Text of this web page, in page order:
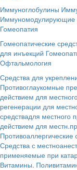
Иммуноглобулины
Иммуномодулирующие
Гомеопатия
Гомеопатические
для инъекций
Офтальмология
Средства для
Противоглаукомные
действием для
регенерации для
средствадля местного
действием для
Средства с
применяемые при
Витамины.